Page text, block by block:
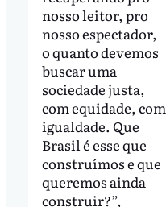
nosso leitor, pro
nosso espectador,
o quanto devemos
buscar uma
sociedade justa,
com equidade, com
igualdade. Que
Brasil é esse que
construímos e que
queremos ainda
construir?”,